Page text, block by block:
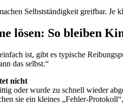
Selbstständigkeit greifbar. Je
lösen: So bleiben
ist, gibt es typische
das selbst.“
nicht
oder wurde zu schnell wieder
sie ein kleines „Fehler-